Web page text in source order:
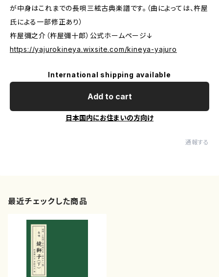
が中身はこれまでの長唄三絃古典楽譜です。（曲によっては、杵屋
氏による一部修正あり）
杵屋彌之介（杵屋彌十郎）公式ホームページ↓
https://yajurokineya.wixsite.com/kineya-yajuro
International shipping available
Add to cart
日本国内にお住まいの方向け
通報する
最近チェックした商品